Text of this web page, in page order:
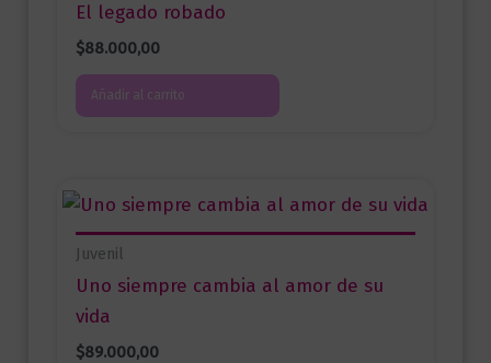
El legado robado
$88.000,00
Añadir al carrito
Juvenil
Uno siempre cambia al amor de su
vida
$89.000,00